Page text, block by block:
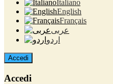
Italiano
English
Français
عربى
اردو
Accedi
Accedi